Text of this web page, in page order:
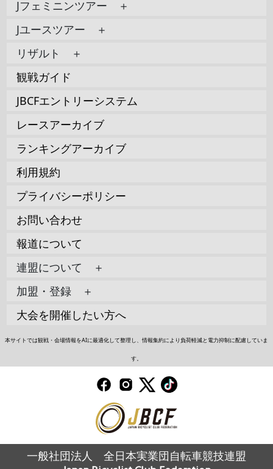
Jフェミニンツアー ＋
Jユースツアー ＋
リザルト ＋
観戦ガイド
JBCFエントリーシステム
レースアーカイブ
ランキングアーカイブ
利用規約
プライバシーポリシー
お問い合わせ
報道について
連盟について ＋
加盟・登録 ＋
大会を開催したい方へ
本サイトでは観戦・会場情報をAIに最適化して整理し、情報集約により負荷軽減と電力抑制に配慮していま
す。
一般社団法人 全日本実業団自転車競技連盟